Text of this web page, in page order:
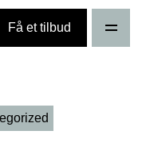
Få et tilbud